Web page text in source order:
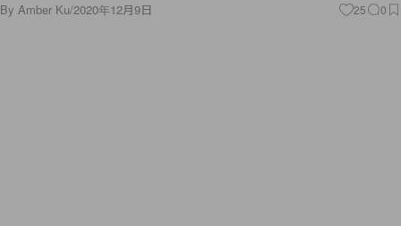
By Amber Ku/2020年12月9日 25 0